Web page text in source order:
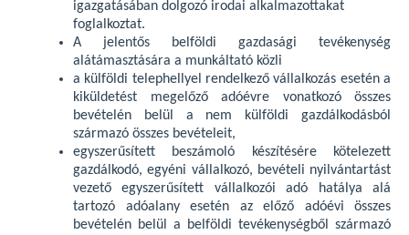
igazgatásában dolgozó irodai alkalmazottakat
foglalkoztat.
A jelentős belföldi gazdasági tevékenység
alátámasztására a munkáltató közli
a külföldi telephellyel rendelkező vállalkozás esetén a
kiküldetést megelőző adóévre vonatkozó összes
bevételén belül a nem külföldi gazdálkodásból
származó összes bevételeit,
egyszerűsített beszámoló készítésére kötelezett
gazdálkodó, egyéni vállalkozó, bevételi nyilvántartást
vezető egyszerűsített vállalkozói adó hatálya alá
tartozó adóalany esetén az előző adóévi összes
bevételén belül a belföldi tevékenységből származó